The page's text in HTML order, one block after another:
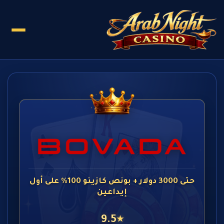
حتى 3000 دولار + بونص كازينو 100% على أول
إيداعين
★
9.5